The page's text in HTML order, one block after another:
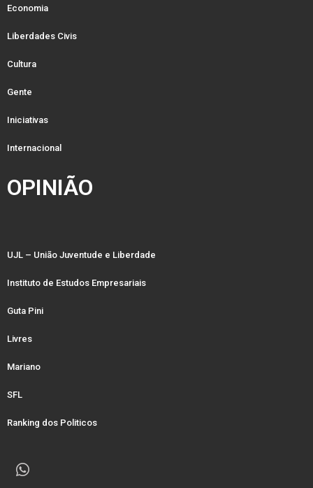
Economia
Liberdades Civis
Cultura
Gente
Iniciativas
Internacional
OPINIÃO
UJL – União Juventude e Liberdade
Instituto de Estudos Empresariais
Guta Pini
Livres
Mariano
SFL
Ranking dos Politicos